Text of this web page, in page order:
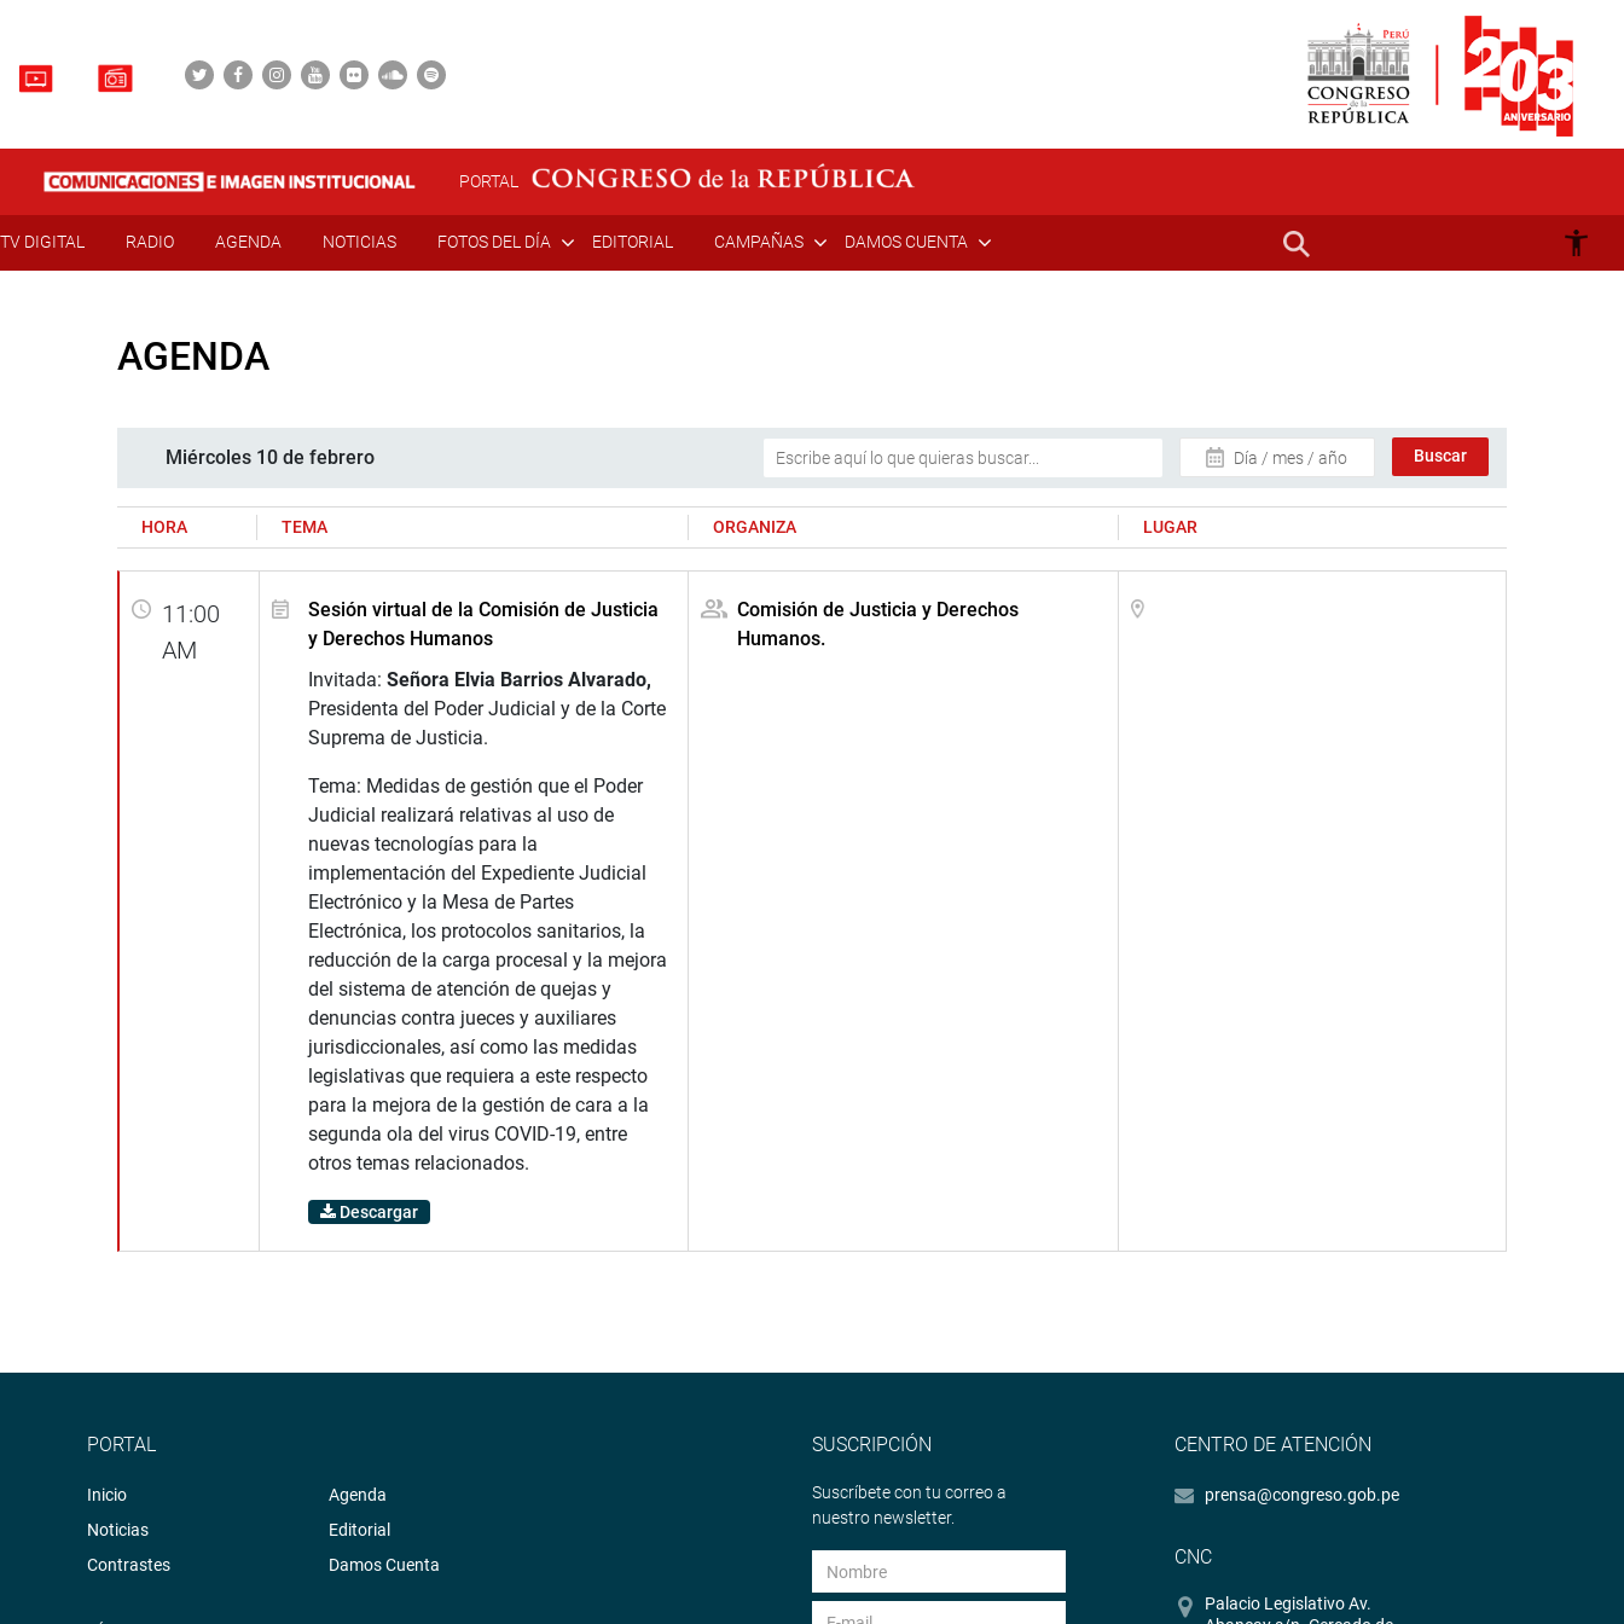
PORTAL
TV DIGITAL RADIO AGENDA NOTICIAS FOTOS DEL DÍA EDITORIAL CAMPAÑAS DAMOS CUENTA
AGENDA
Miércoles 10 de febrero Día / mes / año
HORA TEMA ORGANIZA LUGAR
11:00
AM
Sesión virtual de la Comisión de Justicia
y Derechos Humanos
Invitada: Señora Elvia Barrios Alvarado,
Presidenta del Poder Judicial y de la Corte
Suprema de Justicia.
Tema: Medidas de gestión que el Poder
Judicial realizará relativas al uso de
nuevas tecnologías para la
implementación del Expediente Judicial
Electrónico y la Mesa de Partes
Electrónica, los protocolos sanitarios, la
reducción de la carga procesal y la mejora
del sistema de atención de quejas y
denuncias contra jueces y auxiliares
jurisdiccionales, así como las medidas
legislativas que requiera a este respecto
para la mejora de la gestión de cara a la
segunda ola del virus COVID-19, entre
otros temas relacionados.
Descargar
Comisión de Justicia y Derechos
Humanos.
PORTAL
Inicio
Noticias
Contrastes
Agenda
Editorial
Damos Cuenta
SUSCRIPCIÓN
Suscríbete con tu correo a
nuestro newsletter.
CENTRO DE ATENCIÓN
prensa@congreso.gob.pe
CNC
Palacio Legislativo Av.